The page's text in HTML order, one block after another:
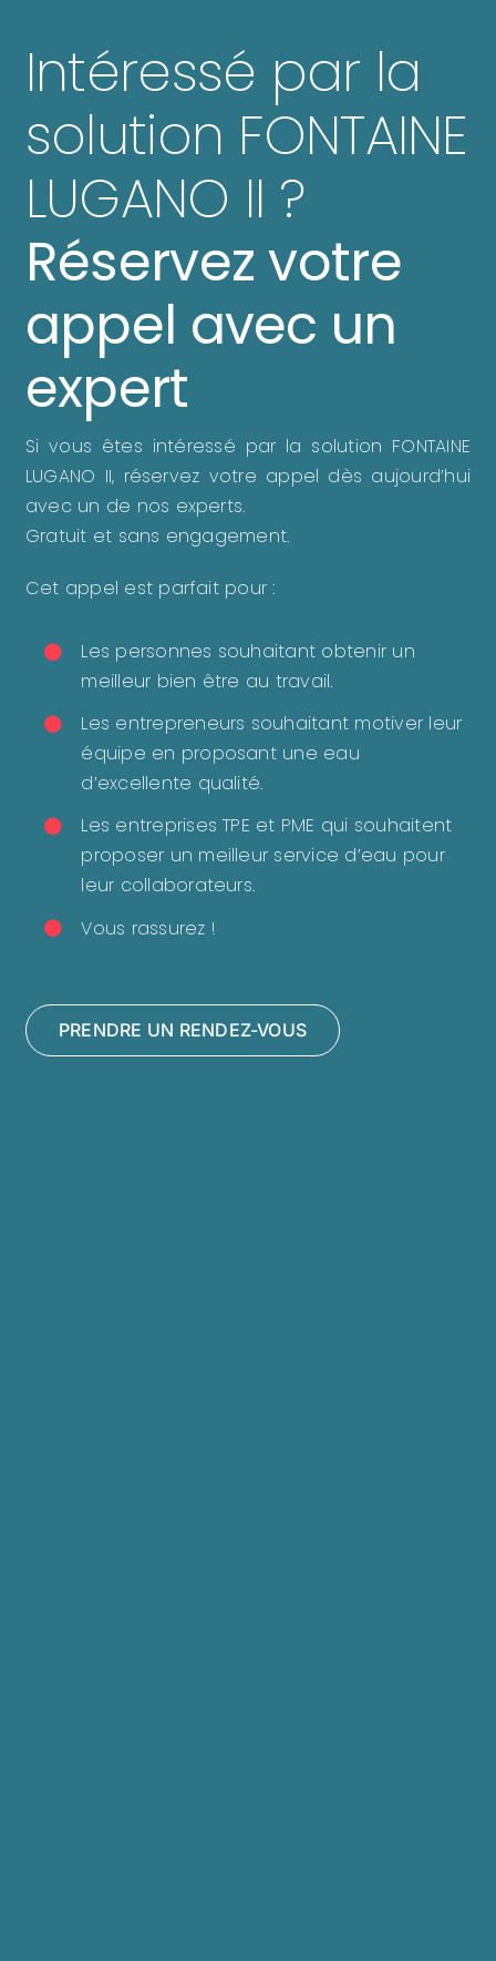
Intéressé par la
solution FONTAINE
LUGANO II ?
Réservez votre
appel avec un
expert
Si vous êtes intéressé par la solution FONTAINE
LUGANO II, réservez votre appel dès aujourd’hui
avec un de nos experts.
Gratuit et sans engagement.
Cet appel est parfait pour :
Les personnes souhaitant obtenir un
meilleur bien être au travail.
Les entrepreneurs souhaitant motiver leur
équipe en proposant une eau
d’excellente qualité.
Les entreprises TPE et PME qui souhaitent
proposer un meilleur service d’eau pour
leur collaborateurs.
Vous rassurez !
PRENDRE UN RENDEZ-VOUS